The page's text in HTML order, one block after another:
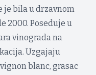
je bila u drzavnom
2000. Poseduje u
vinograda na
Uzgajaju
blanc, grasac